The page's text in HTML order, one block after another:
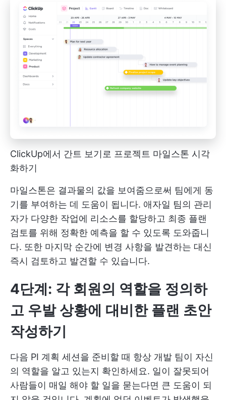
ClickUp에서 간트 보기로 프로젝트 마일스톤 시각
화하기
마일스톤은 결과물의 값을 보여줌으로써 팀에게 동
기를 부여하는 데 도움이 됩니다. 애자일 팀의 관리
자가 다양한 작업에 리소스를 할당하고 최종 플랜
검토를 위해 정확한 예측을 할 수 있도록 도와줍니
다. 또한 마지막 순간에 변경 사항을 발견하는 대신
즉시 검토하고 발견할 수 있습니다.
4단계: 각 회원의 역할을 정의하
고 우발 상황에 대비한 플랜 초안
작성하기
다음 PI 계획 세션을 준비할 때 항상 개발 팀이 자신
의 역할을 알고 있는지 확인하세요. 일이 잘못되어
사람들이 매일 해야 할 일을 묻는다면 큰 도움이 되